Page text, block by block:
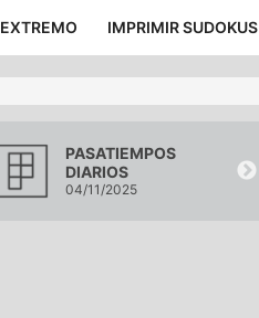
EXTREMO IMPRIMIR SUDOKUS
PASATIEMPOS
DIARIOS
04/11/2025